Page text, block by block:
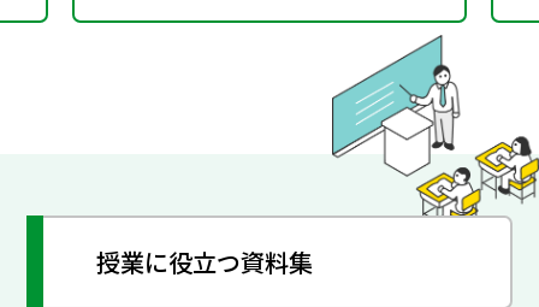
授業に役立つ資料集